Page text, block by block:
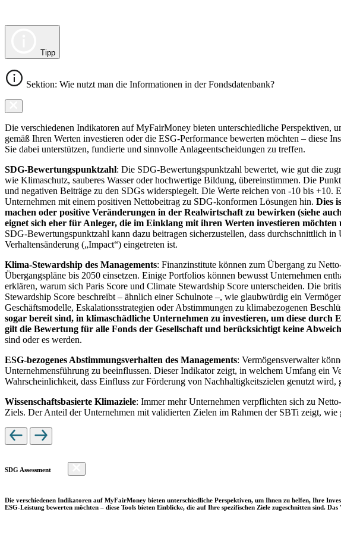
Tipp
Sektion: Wie nutzt man die Informationen in der Fondsdatenbank?
Die verschiedenen Indikatoren auf MyFairMoney bieten unterschiedliche
gemäß Ihren Werten investieren oder die ESG-Performance bewerten möchten – diese
Sie dabei unterstützen, fundierte und sinnvolle Anlageentscheidungen zu treffen.
SDG-Bewertungspunktzahl: Die SDG-Bewertungspunktzahl bewertet, wie gut die
wie Klimaschutz, sauberes Wasser oder hochwertige Bildung, übereinstimmen. Die
und negativen Beiträge zu den SDGs widerspiegelt. Die Werte reichen von -10 bis
Unternehmen mit einem positiven Nettobeitrag zu SDG-konformen Lösungen hin. Dies
machen oder positive Veränderungen in der Realwirtschaft zu bewirken (siehe
eignet sich eher für Anleger, die im Einklang mit ihren Werten investieren
SDG-Bewertungspunktzahl kann dazu beitragen sicherzustellen, dass durchschnittlich
Verhaltensänderung („Impact“) eingetreten ist.
Klima-Stewardship des Managements: Finanzinstitute können zum Übergang zu
Übergangspläne bis 2050 einsetzen. Einige Portfolios können bewusst Unternehmen
erklären, warum sich Paris Score und Climate Stewardship Score unterscheiden. Die
Stewardship Score beschreibt – ähnlich einer Schulnote –, wie glaubwürdig ein
Geschäftsmodelle, Eskalationsstrategien oder Abstimmungen zu klimabezogenen
sogar bereit sind, in klimaschädliche Unternehmen zu investieren, um diese
gilt die Bewertung für alle Fonds der Gesellschaft und berücksichtigt keine
sind oder es werden.
ESG-bezogenes Abstimmungsverhalten des Managements: Vermögensverwalter
Unternehmensführung zu beeinflussen. Dieser Indikator zeigt, in welchem Umfang ein
Wahrscheinlichkeit, dass Einfluss zur Förderung von Nachhaltigkeitszielen genutzt wird,
Wissenschaftsbasierte Klimaziele: Immer mehr Unternehmen verpflichten sich zu
Ziels. Der Anteil der Unternehmen mit validierten Zielen im Rahmen der SBTi zeigt,
SDG Assessment
Die verschiedenen Indikatoren auf MyFairMoney bieten unterschiedliche Perspektiven, um Ihnen zu helfen, Ihre
ESG-Leistung bewerten möchten – diese Tools bieten Einblicke, die auf Ihre spezifischen Ziele zugeschnitten sind.